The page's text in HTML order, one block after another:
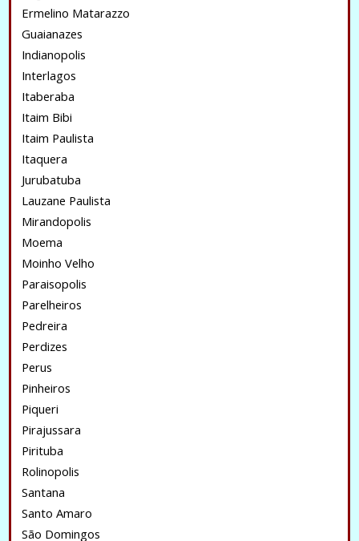
Ermelino Matarazzo
Guaianazes
Indianopolis
Interlagos
Itaberaba
Itaim Bibi
Itaim Paulista
Itaquera
Jurubatuba
Lauzane Paulista
Mirandopolis
Moema
Moinho Velho
Paraisopolis
Parelheiros
Pedreira
Perdizes
Perus
Pinheiros
Piqueri
Pirajussara
Pirituba
Rolinopolis
Santana
Santo Amaro
São Domingos